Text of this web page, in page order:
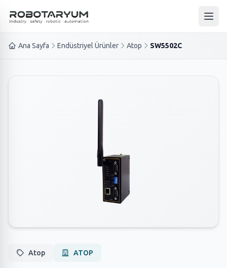
Ana içeriğe geç
Ana
Ana Sayfa Endüstriyel Ürünler Atop SW5502C
Atop ATOP